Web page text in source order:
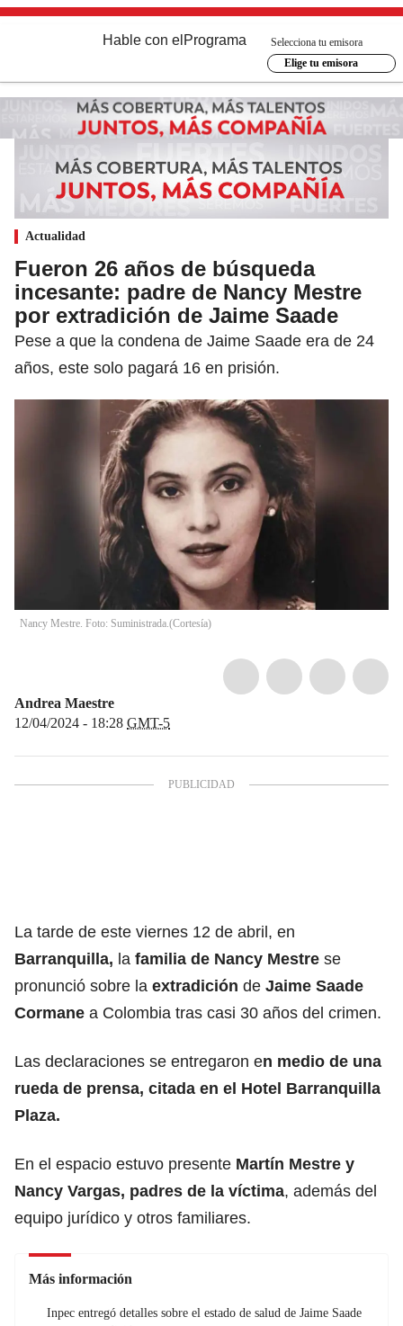
Hable con el Programa
Selecciona tu emisora
Elige tu emisora
Actualidad
Fueron 26 años de búsqueda
incesante: padre de Nancy Mestre
por extradición de Jaime Saade
Pese a que la condena de Jaime Saade era de 24
años, este solo pagará 16 en prisión.
Nancy Mestre. Foto: Suministrada.(Cortesía)
Andrea Maestre
12/04/2024 - 18:28 GMT-5
La tarde de este viernes 12 de abril, en
Barranquilla, la familia de Nancy Mestre se
pronunció sobre la extradición de Jaime Saade
Cormane a Colombia tras casi 30 años del crimen.
Las declaraciones se entregaron en medio de una
rueda de prensa, citada en el Hotel Barranquilla
Plaza.
En el espacio estuvo presente Martín Mestre y
Nancy Vargas, padres de la víctima, además del
equipo jurídico y otros familiares.
Más información
Inpec entregó detalles sobre el estado de salud de Jaime Saade